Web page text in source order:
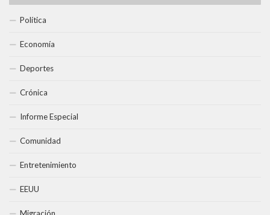
Política
Economía
Deportes
Crónica
Informe Especial
Comunidad
Entretenimiento
EEUU